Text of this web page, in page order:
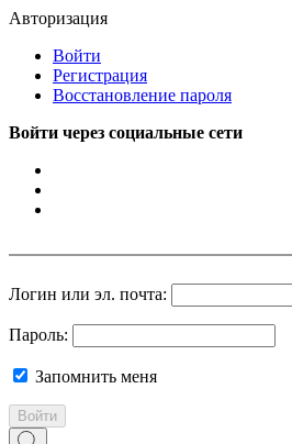
Авторизация
Войти
Регистрация
Восстановление пароля
Войти через социальные сети
Логин или эл. почта:
Пароль:
Запомнить меня
Войти